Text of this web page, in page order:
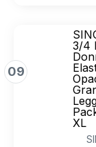
09
3/4
XL